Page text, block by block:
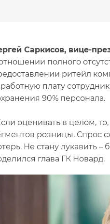
Саркисов, вице-
полного
ритейл
плату
90% персонала.
оценивать в целом,
розницы. Спрос
Не стану лукавить –
глава ГК Новард.